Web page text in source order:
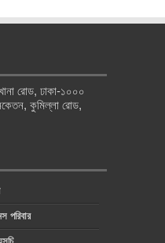
রোড, ঢাকা-১০০০
কুমিল্লা রোড,
পরিবার